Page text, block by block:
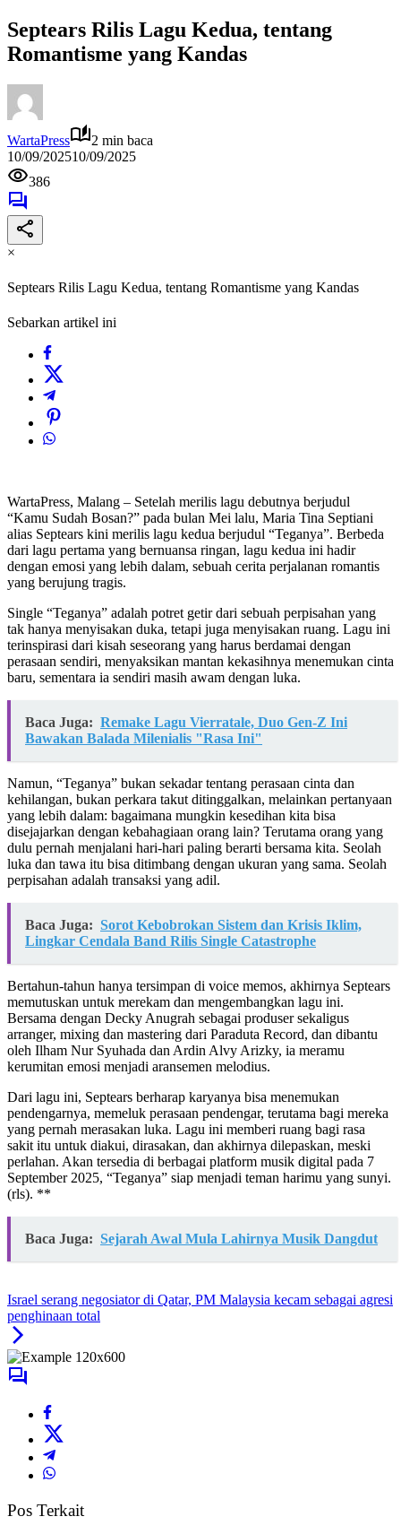
Septears Rilis Lagu Kedua, tentang
Romantisme yang Kandas
WartaPress
2 min baca
10/09/202510/09/2025
386
×
Septears Rilis Lagu Kedua, tentang Romantisme yang Kandas
Sebarkan artikel ini
WartaPress, Malang – Setelah merilis lagu debutnya berjudul
“Kamu Sudah Bosan?” pada bulan Mei lalu, Maria Tina Septiani
alias Septears kini merilis lagu kedua berjudul “Teganya”. Berbeda
dari lagu pertama yang bernuansa ringan, lagu kedua ini hadir
dengan emosi yang lebih dalam, sebuah cerita perjalanan romantis
yang berujung tragis.
Single “Teganya” adalah potret getir dari sebuah perpisahan yang
tak hanya menyisakan duka, tetapi juga menyisakan ruang. Lagu ini
terinspirasi dari kisah seseorang yang harus berdamai dengan
perasaan sendiri, menyaksikan mantan kekasihnya menemukan cinta
baru, sementara ia sendiri masih awam dengan luka.
Baca Juga: Remake Lagu Vierratale, Duo Gen-Z Ini
Bawakan Balada Milenialis "Rasa Ini"
Namun, “Teganya” bukan sekadar tentang perasaan cinta dan
kehilangan, bukan perkara takut ditinggalkan, melainkan pertanyaan
yang lebih dalam: bagaimana mungkin kesedihan kita bisa
disejajarkan dengan kebahagiaan orang lain? Terutama orang yang
dulu pernah menjalani hari-hari paling berarti bersama kita. Seolah
luka dan tawa itu bisa ditimbang dengan ukuran yang sama. Seolah
perpisahan adalah transaksi yang adil.
Baca Juga: Sorot Kebobrokan Sistem dan Krisis Iklim,
Lingkar Cendala Band Rilis Single Catastrophe
Bertahun-tahun hanya tersimpan di voice memos, akhirnya Septears
memutuskan untuk merekam dan mengembangkan lagu ini.
Bersama dengan Decky Anugrah sebagai produser sekaligus
arranger, mixing dan mastering dari Paraduta Record, dan dibantu
oleh Ilham Nur Syuhada dan Ardin Alvy Arizky, ia meramu
kerumitan emosi menjadi aransemen melodius.
Dari lagu ini, Septears berharap karyanya bisa menemukan
pendengarnya, memeluk perasaan pendengar, terutama bagi mereka
yang pernah merasakan luka. Lagu ini memberi ruang bagi rasa
sakit itu untuk diakui, dirasakan, dan akhirnya dilepaskan, meski
perlahan. Akan tersedia di berbagai platform musik digital pada 7
September 2025, “Teganya” siap menjadi teman harimu yang sunyi.
(rls). **
Baca Juga: Sejarah Awal Mula Lahirnya Musik Dangdut
Israel serang negosiator di Qatar, PM Malaysia kecam sebagai agresi
penghinaan total
Pos Terkait